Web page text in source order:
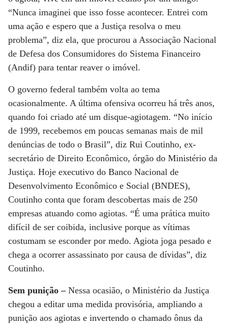
“Nunca imaginei que isso fosse acontecer. Entrei com
uma ação e espero que a Justiça resolva o meu
problema”, diz ela, que procurou a Associação Nacional
de Defesa dos Consumidores do Sistema Financeiro
(Andif) para tentar reaver o imóvel.
O governo federal também volta ao tema
ocasionalmente. A última ofensiva ocorreu há três anos,
quando foi criado até um disque-agiotagem. “No início
de 1999, recebemos em poucas semanas mais de mil
denúncias de todo o Brasil”, diz Rui Coutinho, ex-
secretário de Direito Econômico, órgão do Ministério da
Justiça. Hoje executivo do Banco Nacional de
Desenvolvimento Econômico e Social (BNDES),
Coutinho conta que foram descobertas mais de 250
empresas atuando como agiotas. “É uma prática muito
difícil de ser coibida, inclusive porque as vítimas
costumam se esconder por medo. Agiota joga pesado e
chega a ocorrer assassinato por causa de dívidas”, diz
Coutinho.
Sem punição –Nessa ocasião, o Ministério da Justiça
chegou a editar uma medida provisória, ampliando a
punição aos agiotas e invertendo o chamado ônus da